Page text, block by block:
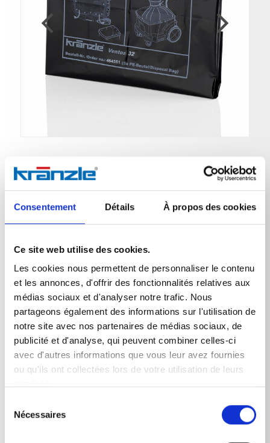
Consentement Détails À propos des cookies
Ce site web utilise des cookies.
Les cookies nous permettent de personnaliser le contenu
et les annonces, d'offrir des fonctionnalités relatives aux
médias sociaux et d'analyser notre trafic. Nous
partageons également des informations sur l'utilisation de
notre site avec nos partenaires de médias sociaux, de
publicité et d'analyse, qui peuvent combiner celles-ci
avec d'autres informations que vous leur avez fournies
ou qu'ils ont collectées lors de votre utilisation de leurs
Nécessaires
Sac poubelle
N° de réf. 454551
Sacs PE Ventos 32 (5 pièces)
pour Ventos PC et Ventos AC
Volume de remplissage 30 litres